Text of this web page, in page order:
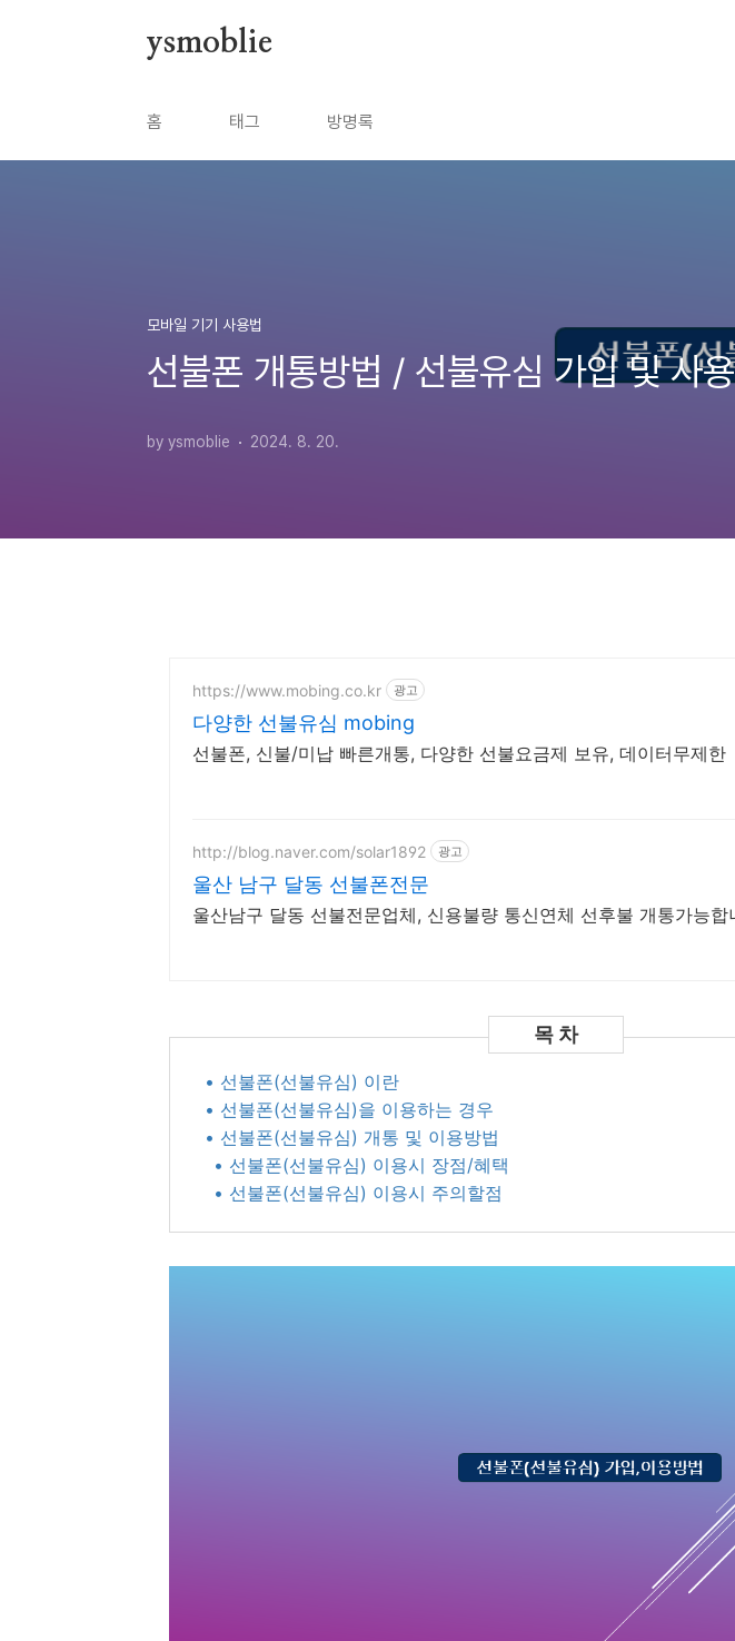
ysmoblie
홈 태그 방명록
모바일 기기 사용법
선불폰 개통방법 / 선불유심 가입 및 사
by ysmoblie 2024. 8. 20.
https://www.mobing.co.kr 광고
다양한 선불유심 mobing
선불폰, 신불/미납 빠른개통, 다양한 선불요금제 보유, 데이터무제한
http://blog.naver.com/solar1892 광고
울산 남구 달동 선불폰전문
울산남구 달동 선불전문업체, 신용불량 통신연체 선후불 개통가능합
• 선불폰(선불유심) 이란
• 선불폰(선불유심)을 이용하는 경우
• 선불폰(선불유심) 개통 및 이용방법
• 선불폰(선불유심) 이용시 장점/혜택
• 선불폰(선불유심) 이용시 주의할점